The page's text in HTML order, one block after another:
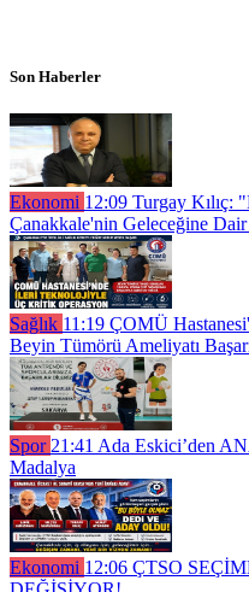
Son Haberler
Ekonomi 12:09 Turgay Kılıç:
Çanakkale'nin Geleceğine
Sağlık 11:19 ÇOMÜ
Beyin Tümörü Ameliyatı
Spor 21:41 Ada Eskici’den
Madalya
Ekonomi 12:06 ÇTSO